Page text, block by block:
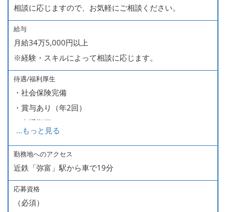
相談に応じますので、お気軽にご相談ください。
給与
月給34万5,000円以上
※経験・スキルによって相談に応じます。
待遇/福利厚生
・社会保険完備
・賞与あり（年2回）
・車通勤可
・制服貸与
・研修制度あり
・資格取得支援制度あり（資格取得時に費用の半分を会社
が負担 ※勤続年数・経験年数による）
・会員制ホテル施設利用可
... もっと見る
勤務地へのアクセス
近鉄「弥富」駅から車で19分
応募資格
（必須）